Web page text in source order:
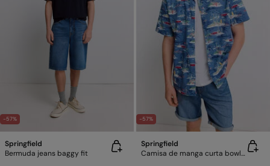
-57%
Springfield
Bermuda jeans baggy fit
-57%
Springfield
Camisa de manga curta bowling estampada